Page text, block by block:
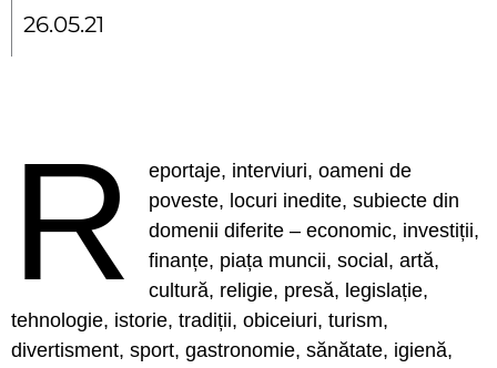
26.05.21
R
eportaje, interviuri, oameni de
poveste, locuri inedite, subiecte din
domenii diferite – economic, investiții,
finanțe, piața muncii, social, artă,
cultură, religie, presă, legislație,
tehnologie, istorie, tradiții, obiceiuri, turism,
divertisment, sport, gastronomie, sănătate, igienă,